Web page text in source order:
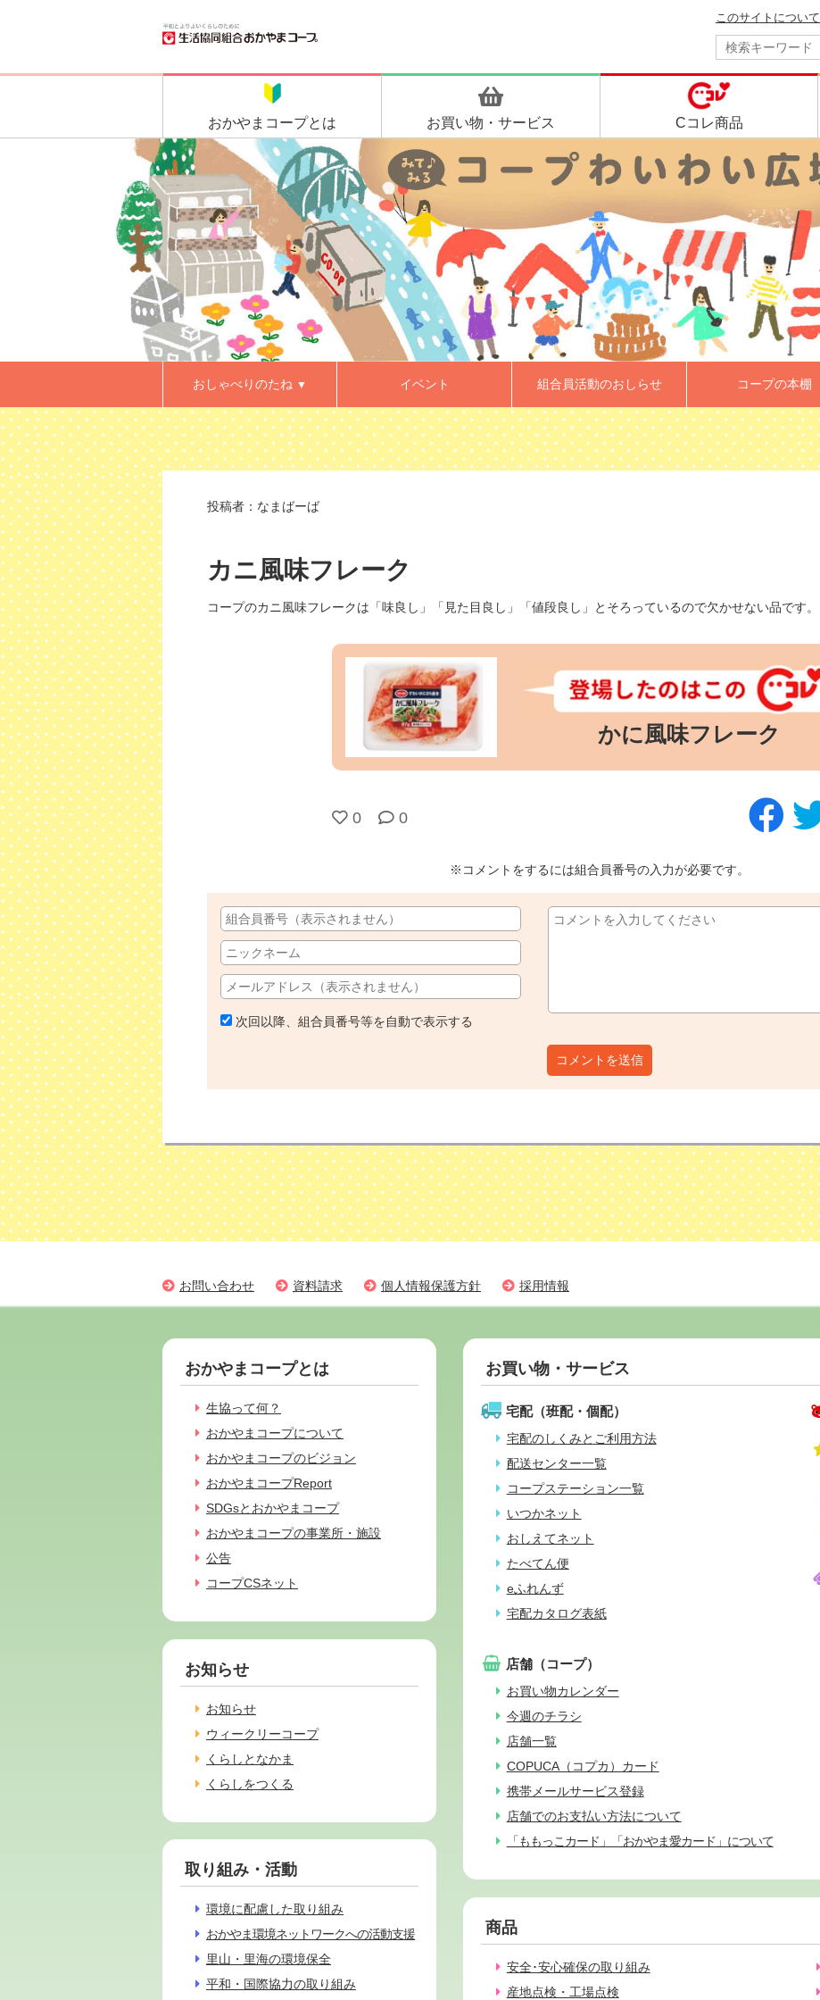
このサイトについて
おかやま コープとは お買い物・ サービス Cコレ商品
おしゃべりのたね ▼ イベント 組合員活動のおしらせ コープの本棚
投稿者： なまばーば
カニ風味フレーク
コープのカニ風味フレークは「味良し」「見た目良し」「値段良し」とそろっているので欠かせない品です。
かに風味フレーク
0 0
※コメントをするには組合員番号の入力が必要です。
次回以降、組合員番号等を自動で表示する
コメントを送信
お問い合わせ 資料請求 個人情報保護方針 採用情報
おかやまコープとは
生協って何？
おかやまコープについて
おかやまコープのビジョン
おかやまコープReport
SDGsとおかやまコープ
おかやまコープの事業所・施設
公告
コープCSネット
お知らせ
お知らせ
ウィークリーコープ
くらしとなかま
くらしをつくる
お買い物・サービス
宅配（班配・個配）
宅配のしくみとご利用方法
配送センター一覧
コープステーション一覧
いつかネット
おしえてネット
たべてん便
eふれんず
宅配カタログ表紙
店舗（コープ）
お買い物カレンダー
今週のチラシ
店舗一覧
COPUCA（コプカ）カード
携帯メールサービス登録
店舗でのお支払い方法について
「ももっこカード」「おかやま愛カード」について
商品
安全･安心確保の取り組み
産地点検・工場点検
取り組み・活動
環境に配慮した取り組み
おかやま環境ネットワークへの活動支援
里山・里海の環境保全
平和・国際協力の取り組み